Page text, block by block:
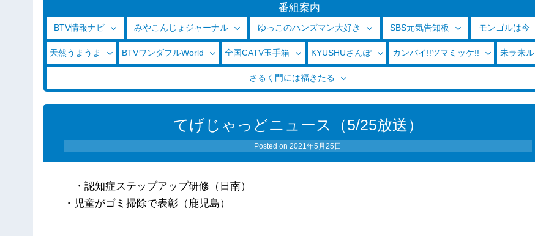
番組案内
BTV情報ナビ みやこんじょジャーナル ゆっこのハンズマン大好き SBS元気告知板 モンゴルは今
天然うまうま BTVワンダフルWorld 全国CATV玉手箱 KYUSHUさんぽ カンパイ!!ツマミッケ!! 未ラ来ル
さるく門には福きたる
てげじゃっどニュース（5/25放送）
Posted on2021年5月25日
・認知症ステップアップ研修（日南）
・児童がゴミ掃除で表彰（鹿児島）